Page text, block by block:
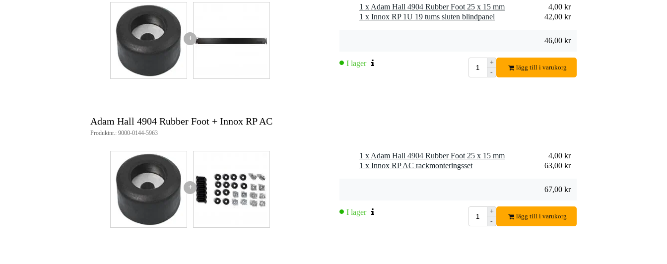
Innox RP SHELF-1
Perforated Inlay
Lägg till beställning
+
1 x Adam Hall 4904 Rubber Foot 25 x 15 mm
4,00 kr
1 x Innox RP 1U 19 tums sluten blindpanel
42,00 kr
46,00 kr
I lager
+
-
lägg till i varukorg
Adam Hall 4904 Rubber Foot + Innox RP AC
Produktnr.: 9000-0144-5963
+
1 x Adam Hall 4904 Rubber Foot 25 x 15 mm
4,00 kr
1 x Innox RP AC rackmonteringsset
63,00 kr
67,00 kr
I lager
+
-
lägg till i varukorg